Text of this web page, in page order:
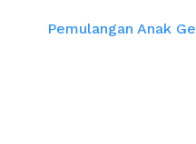
Pemulangan Anak